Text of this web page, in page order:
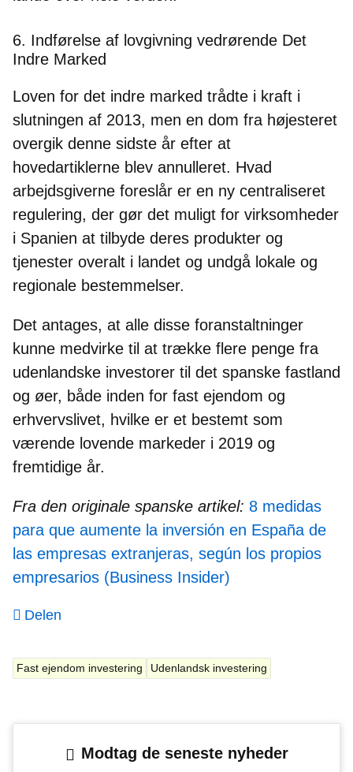
6. Indførelse af lovgivning vedrørende Det
Indre Marked
Loven for det indre marked trådte i kraft i
slutningen af 2013, men en dom fra højesteret
overgik denne sidste år efter at
hovedartiklerne blev annulleret. Hvad
arbejdsgiverne foreslår er en ny centraliseret
regulering, der gør det muligt for virksomheder
i Spanien at tilbyde deres produkter og
tjenester overalt i landet og undgå lokale og
regionale bestemmelser.
Det antages, at alle disse foranstaltninger
kunne medvirke til at trække flere penge fra
udenlandske investorer til det spanske fastland
og øer, både inden for fast ejendom og
erhvervslivet, hvilke er et bestemt som
værende lovende markeder i 2019 og
fremtidige år.
Fra den originale spanske artikel: 8 medidas
para que aumente la inversión en España de
las empresas extranjeras, según los propios
empresarios (Business Insider)
Delen
Fast ejendom investering Udenlandsk investering
Modtag de seneste nyheder